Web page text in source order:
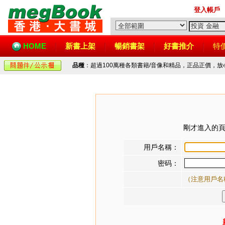
登入帳戶
HOME 新書上架 暢銷書架 好書推介 特
品種 ：超過100萬種各類書籍/音像和精品，正品正價，
剛才進入的
用戶名稱：
密码：
（注意用戶